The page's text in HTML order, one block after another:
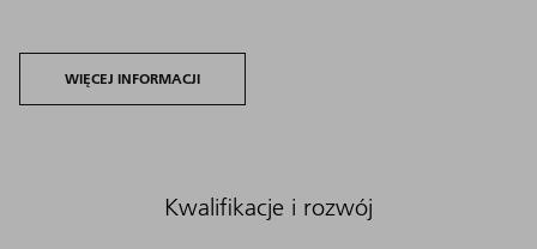
WIĘCEJ INFORMACJI
Kwalifikacje i rozwój